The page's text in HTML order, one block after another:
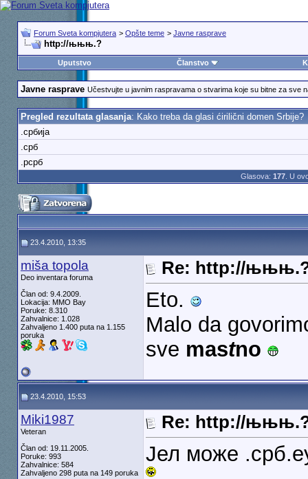
Forum Sveta kompjutera > Opšte teme > Javne rasprave
http://њњњ.?
Uputstvo Članstvo
Javne rasprave Učestvujte u javnim raspravama o stvarima koje su bitne za sve
Pregled rezultata glasanja: Kako treba da glasi ćirilični domen Srbije?
.србија
.срб
.рсрб
Glasova: 177. U
23.4.2010, 13:35
miša topola
Deo inventara foruma
Član od: 9.4.2009.
Lokacija: MMO Bay
Poruke: 8.310
Zahvalnice: 1.028
Zahvaljeno 1.400 puta na 1.155
poruka
Re: http://
Eto.
Malo da
sve mastno
23.4.2010, 15:53
Miki1987
Veteran
Član od: 19.11.2005.
Poruke: 993
Zahvalnice: 584
Zahvaljeno 298 puta na 149 poruka
Re: http://
Јел може